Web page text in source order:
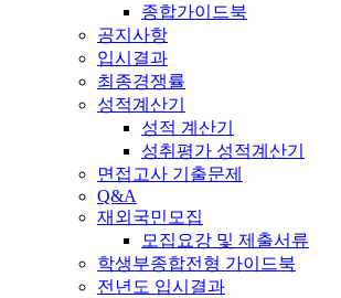
종합가이드북
공지사항
입시결과
최종경쟁률
성적계산기
성적 계산기
성취평가 성적계산기
면접고사 기출문제
Q&A
재외국민모집
모집요강 및 제출서류
학생부종합전형 가이드북
전년도 입시결과